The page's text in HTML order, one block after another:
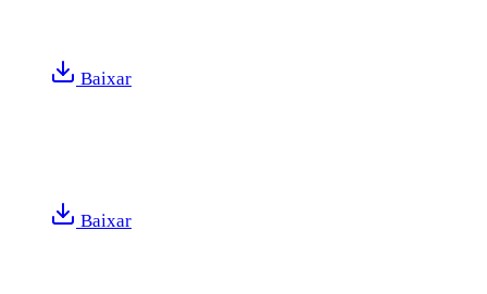
Baixar
Baixar